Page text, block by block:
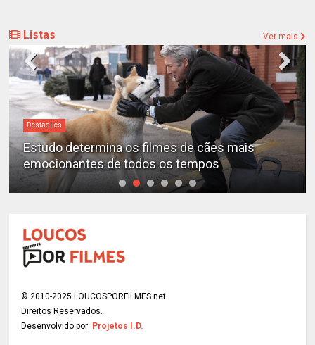
Listas Ver mais
Destaques
Estudo determina os filmes de cães mais
emocionantes de todos os tempos
© 2010-2025 LOUCOSPORFILMES.net
Direitos Reservados.
Desenvolvido por: Projetos I.D.